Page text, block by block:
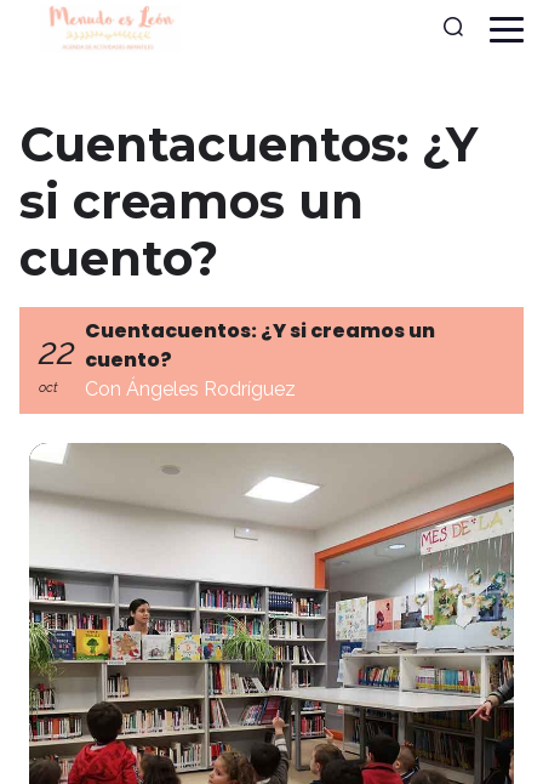
Cuentacuentos: ¿Y
si creamos un
cuento?
22
oct
Cuentacuentos: ¿Y si creamos un
cuento?
Con Ángeles Rodríguez